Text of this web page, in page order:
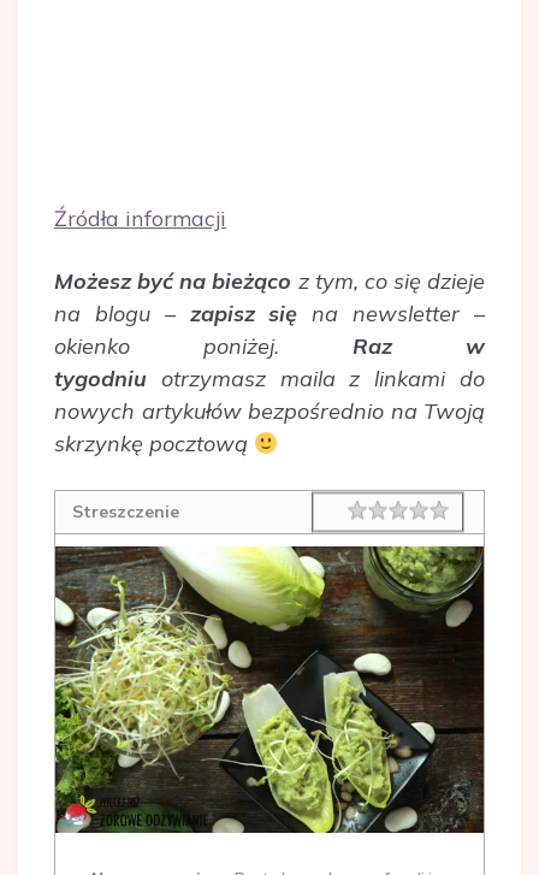
Źródła informacji
Możesz być na bieżąco z tym, co się dzieje
na blogu – zapisz się na newsletter –
okienko poniżej. Raz w
tygodniu otrzymasz maila z linkami do
nowych artykułów bezpośrednio na Twoją
skrzynkę pocztową
Streszczenie Rating 1 star
2 stars
3 stars
4 stars
5 stars